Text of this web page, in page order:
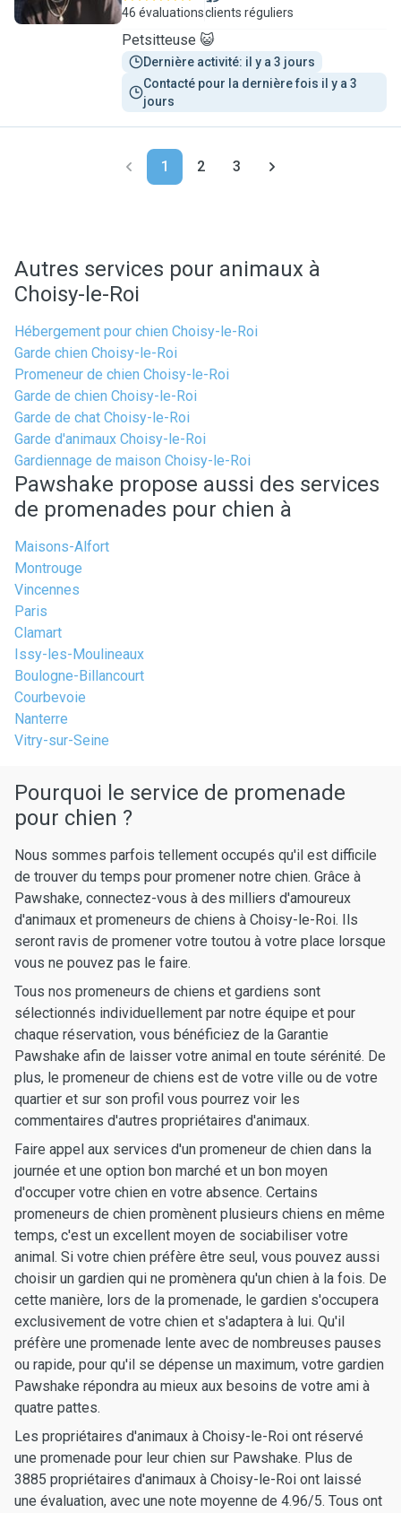
46 évaluationsclients réguliers
Petsitteuse 😺
Dernière activité: il y a 3 jours
Contacté pour la dernière fois il y a 3
jours
1 2 3
Autres services pour animaux à
Choisy-le-Roi
Hébergement pour chien Choisy-le-Roi
Garde chien Choisy-le-Roi
Promeneur de chien Choisy-le-Roi
Garde de chien Choisy-le-Roi
Garde de chat Choisy-le-Roi
Garde d'animaux Choisy-le-Roi
Gardiennage de maison Choisy-le-Roi
Pawshake propose aussi des services
de promenades pour chien à
Maisons-Alfort
Montrouge
Vincennes
Paris
Clamart
Issy-les-Moulineaux
Boulogne-Billancourt
Courbevoie
Nanterre
Vitry-sur-Seine
Pourquoi le service de promenade
pour chien ?
Nous sommes parfois tellement occupés qu'il est difficile
de trouver du temps pour promener notre chien. Grâce à
Pawshake, connectez-vous à des milliers d'amoureux
d'animaux et promeneurs de chiens à Choisy-le-Roi. Ils
seront ravis de promener votre toutou à votre place lorsque
vous ne pouvez pas le faire.
Tous nos promeneurs de chiens et gardiens sont
sélectionnés individuellement par notre équipe et pour
chaque réservation, vous bénéficiez de la Garantie
Pawshake afin de laisser votre animal en toute sérénité. De
plus, le promeneur de chiens est de votre ville ou de votre
quartier et sur son profil vous pourrez voir les
commentaires d'autres propriétaires d'animaux.
Faire appel aux services d'un promeneur de chien dans la
journée et une option bon marché et un bon moyen
d'occuper votre chien en votre absence. Certains
promeneurs de chien promènent plusieurs chiens en même
temps, c'est un excellent moyen de sociabiliser votre
animal. Si votre chien préfère être seul, vous pouvez aussi
choisir un gardien qui ne promènera qu'un chien à la fois. De
cette manière, lors de la promenade, le gardien s'occupera
exclusivement de votre chien et s'adaptera à lui. Qu'il
préfère une promenade lente avec de nombreuses pauses
ou rapide, pour qu'il se dépense un maximum, votre gardien
Pawshake répondra au mieux aux besoins de votre ami à
quatre pattes.
Les propriétaires d'animaux à Choisy-le-Roi ont réservé
une promenade pour leur chien sur Pawshake. Plus de
3885 propriétaires d'animaux à Choisy-le-Roi ont laissé
une évaluation, avec une note moyenne de 4.96/5. Tous ont